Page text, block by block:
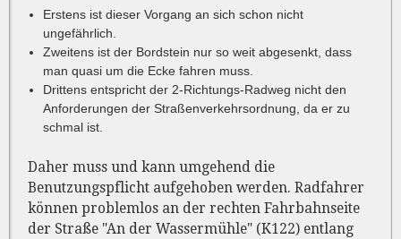
Erstens ist dieser Vorgang an sich schon nicht
ungefährlich.
Zweitens ist der Bordstein nur so weit abgesenkt, dass
man quasi um die Ecke fahren muss.
Drittens entspricht der 2-Richtungs-Radweg nicht den
Anforderungen der Straßenverkehrsordnung, da er zu
schmal ist.
Daher muss und kann umgehend die
Benutzungspflicht aufgehoben werden. Radfahrer
können problemlos an der rechten Fahrbahnseite
der Straße "An der Wassermühle" (K122) entlang